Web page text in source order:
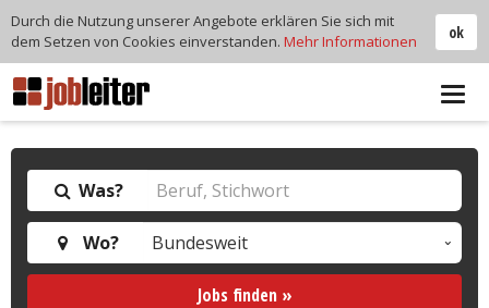
Was?
Wo?
Jobs finden »
ok
Durch die Nutzung unserer Angebote erklären Sie sich mit
dem Setzen von Cookies einverstanden. Mehr Informationen